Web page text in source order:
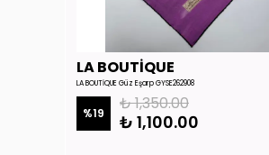
LA BOUTİQUE
LA BOUTİQUE Güz Eşarp GYSE262908
%19 ₺ 1,350.00
₺ 1,100.00